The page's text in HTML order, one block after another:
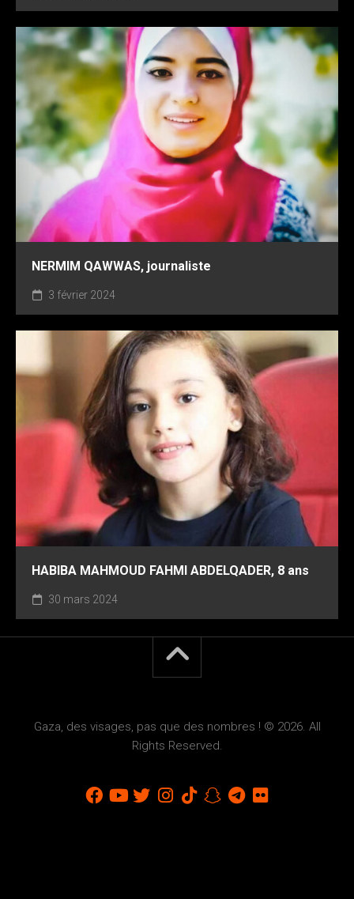
NERMIM QAWWAS, journaliste
3 février 2024
HABIBA MAHMOUD FAHMI ABDELQADER, 8 ans
30 mars 2024
Gaza, des visages, pas que des nombres ! © 2026. All
Rights Reserved.